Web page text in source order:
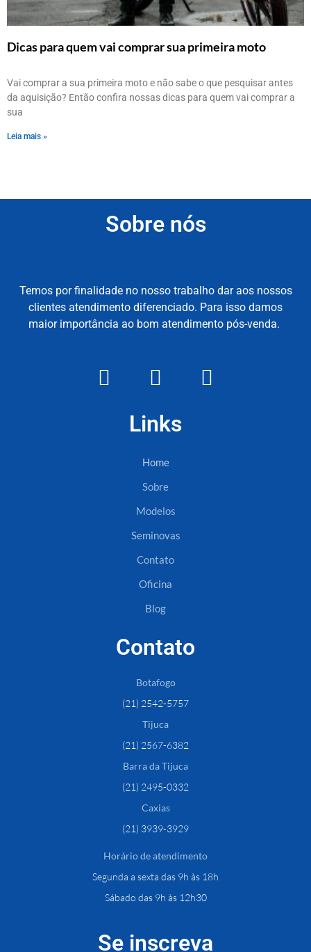
Dicas para quem vai comprar sua primeira moto
Vai comprar a sua primeira moto e não sabe o que pesquisar antes
da aquisição? Então confira nossas dicas para quem vai comprar a
sua
Leia mais »
Sobre nós
Temos por finalidade no nosso trabalho dar aos nossos
clientes atendimento diferenciado. Para isso damos
maior importância ao bom atendimento pós-venda.
Links
Home
Sobre
Modelos
Seminovas
Contato
Oficina
Blog
Contato
Botafogo
(21) 2542-5757
Tijuca
(21) 2567-6382
Barra da Tijuca
(21) 2495-0332
Caxias
(21) 3939-3929
Horário de atendimento
Segunda a sexta das 9h às 18h
Sábado das 9h às 12h30
Se inscreva